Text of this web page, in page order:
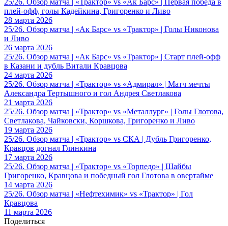
плей-офф, голы Кадейкина, Григоренко и Ливо
28 марта 2026
25/26. Обзор матча | «Ак Барс» vs «Трактор» | Голы Никонова
и Ливо
26 марта 2026
25/26. Обзор матча | «Ак Барс» vs «Трактор» | Старт плей-офф
в Казани и дубль Витали Кравцова
24 марта 2026
25/26. Обзор матча | «Трактор» vs «Адмирал» | Матч мечты
Александра Тертышного и гол Андрея Светлакова
21 марта 2026
25/26. Обзор матча | «Трактор» vs «Металлург» | Голы Глотова,
Светлакова, Чайковски, Коршкова, Григоренко и Ливо
19 марта 2026
25/26. Обзор матча | «Трактор» vs СКА | Дубль Григоренко,
Кравцов догнал Глинкина
17 марта 2026
25/26. Обзор матча | «Трактор» vs «Торпедо» | Шайбы
Григоренко, Кравцова и победный гол Глотова в овертайме
14 марта 2026
25/26. Обзор матча | «Нефтехимик» vs «Трактор» | Гол
Кравцова
11 марта 2026
Поделиться